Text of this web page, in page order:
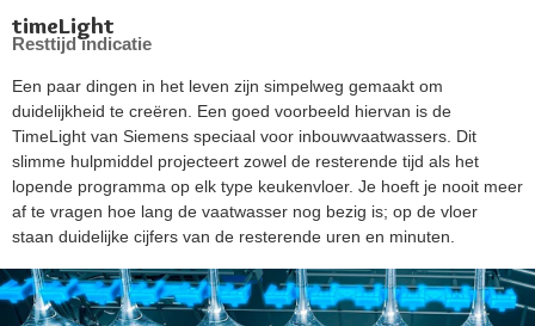
timeLight
Resttijd indicatie
Een paar dingen in het leven zijn simpelweg gemaakt om
duidelijkheid te creëren. Een goed voorbeeld hiervan is de
TimeLight van Siemens speciaal voor inbouwvaatwassers. Dit
slimme hulpmiddel projecteert zowel de resterende tijd als het
lopende programma op elk type keukenvloer. Je hoeft je nooit meer
af te vragen hoe lang de vaatwasser nog bezig is; op de vloer
staan duidelijke cijfers van de resterende uren en minuten.